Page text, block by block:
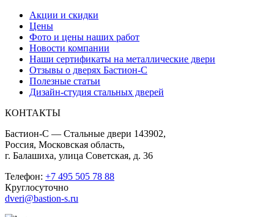
Акции и скидки
Цены
Фото и цены наших работ
Новости компании
Наши сертификаты на металлические двери
Отзывы о дверях Бастион-С
Полезные статьи
Дизайн-студия стальных дверей
КОНТАКТЫ
Бастион-С — Стальные двери 143902,
Россия, Московская область,
г. Балашиха, улица Советская, д. 36
Телефон: +7 495 505 78 88
Круглосуточно
dveri@bastion-s.ru